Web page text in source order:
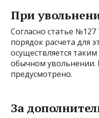
При
Согласно статье
порядок расчета для
осуществляется
обычном увольнении.
предусмотрено.
За